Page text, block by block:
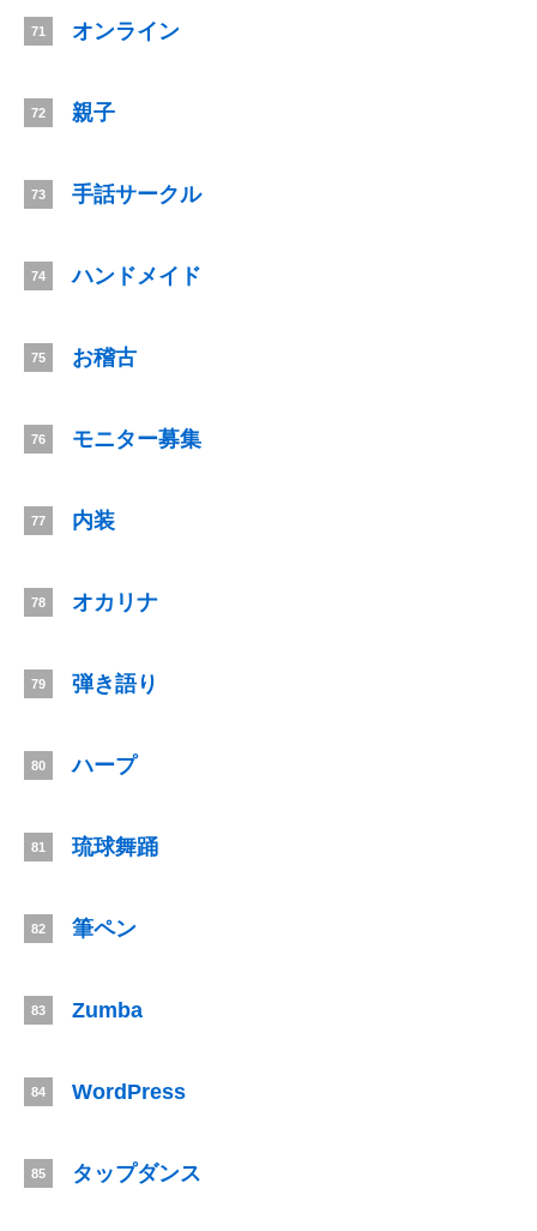
71 オンライン
72 親子
73 手話サークル
74 ハンドメイド
75 お稽古
76 モニター募集
77 内装
78 オカリナ
79 弾き語り
80 ハープ
81 琉球舞踊
82 筆ペン
83 Zumba
84 WordPress
85 タップダンス